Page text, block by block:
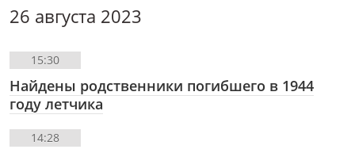
26 августа 2023
15:30
Найдены родственники погибшего в 1944
году летчика
14:28